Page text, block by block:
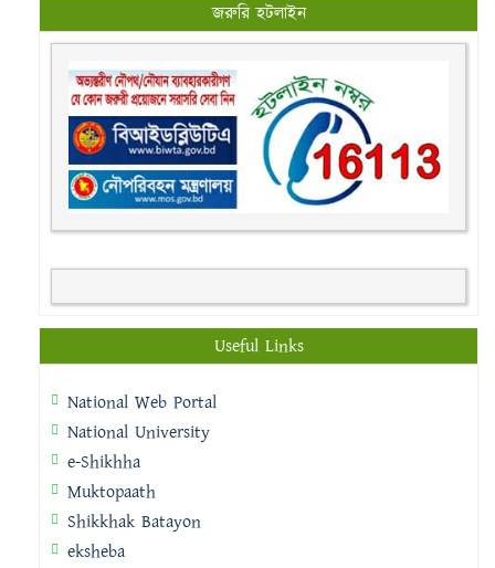
জরুরি হটলাইন
Useful Links
National Web Portal
National University
e-Shikhha
Muktopaath
Shikkhak Batayon
eksheba